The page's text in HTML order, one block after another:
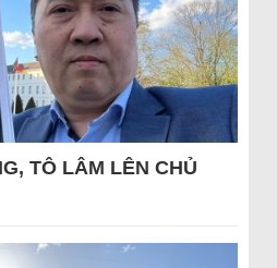
TÔ LÂM LÊN CHỦ